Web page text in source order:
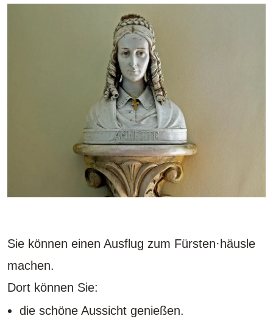
Sie können einen Ausflug zum Fürsten·häusle
machen.
Dort können Sie:
die schöne Aussicht genießen.